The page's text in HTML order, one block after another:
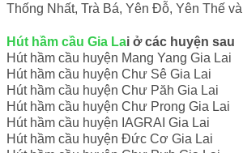
Thống Nhất, Trà Bá, Yên Đỗ, Yên Thế
Hút hầm cầu Gia Lai ở các huyện sau
Hút hầm cầu huyện Mang Yang Gia Lai
Hút hầm cầu huyện Chư Sê Gia Lai
Hút hầm cầu huyện Chư Păh Gia Lai
Hút hầm cầu huyện Chư Prong Gia Lai
Hút hầm cầu huyện IAGRAI Gia Lai
Hút hầm cầu huyện Đức Cơ Gia Lai